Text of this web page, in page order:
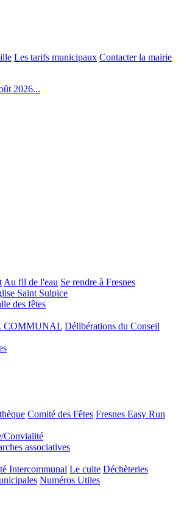
Les tarifs municipaux Contacter la mairie
2026...
Au fil de l'eau Se rendre à Fresnes
Saint Sulpice
des fêtes
COMMUNAL Délibérations du Conseil
Comité des Fêtes Fresnes Easy Run
Convialité
associatives
Intercommunal Le culte Déchèteries
Numéros Utiles